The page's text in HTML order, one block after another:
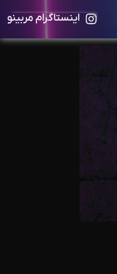
اینستاگرام مربینو